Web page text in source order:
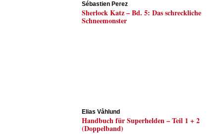
Sébastien Perez
Sherlock Katz – Bd. 5: Das schreckliche
Schneemonster
Elias Våhlund
Handbuch für Superhelden – Teil 1 + 2
(Doppelband)